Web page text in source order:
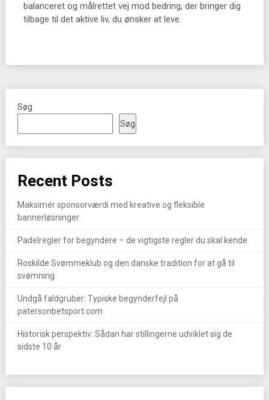
balanceret og målrettet vej mod bedring, der bringer dig
tilbage til det aktive liv, du ønsker at leve.
Søg
Søg
Recent Posts
Maksimér sponsorværdi med kreative og fleksible
bannerløsninger
Padelregler for begyndere – de vigtigste regler du skal kende
Roskilde Svømmeklub og den danske tradition for at gå til
svømning
Undgå faldgruber: Typiske begynderfejl på
patersonbetsport.com
Historisk perspektiv: Sådan har stillingerne udviklet sig de
sidste 10 år